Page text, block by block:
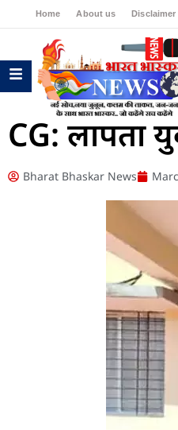
Home About us Disclaimer
CG: लापता
Bharat Bhaskar News